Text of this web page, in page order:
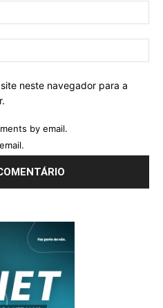
neste navegador para a
by email.